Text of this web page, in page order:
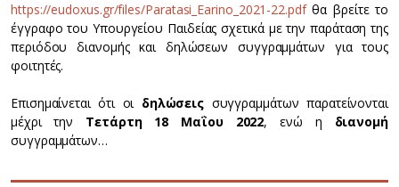
https://eudoxus.gr/files/Paratasi_Earino_2021-22.pdfθα βρείτε το
έγγραφο του Υπουργείου Παιδείας σχετικά με την παράταση της
περιόδου διανομής και δηλώσεων συγγραμμάτων για τους
φοιτητές.
Επισημαίνεται ότι οι δηλώσεις συγγραμμάτων παρατείνονται
μέχρι την Τετάρτη 18 Μαΐου 2022, ενώ η διανομή
συγγραμμάτων…